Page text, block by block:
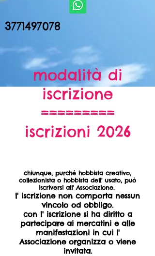
3771497078
modalità di
iscrizione
=========
iscrizioni 2026
chiunque, purché hobbista creativo,
collezionista o hobbista dell' usato, può
iscriversi all' Associazione.
l' iscrizione non comporta nessun
vincolo od obbligo.
con l' iscrizione si ha diritto a
partecipare ai mercatini e alle
manifestazioni in cui l'
Associazione organizza oviene
invitata.